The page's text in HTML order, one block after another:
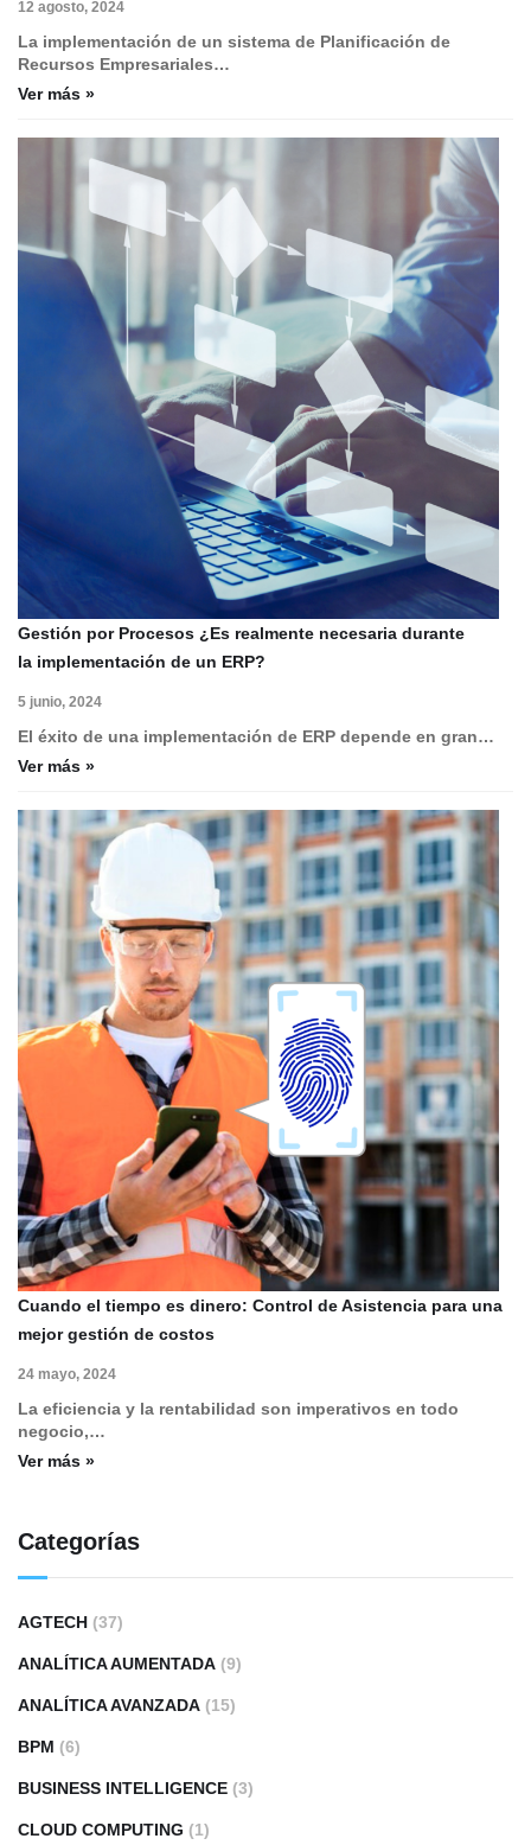
12 agosto, 2024
La implementación de un sistema de Planificación de
Recursos Empresariales…
Ver más »
Gestión por Procesos ¿Es realmente necesaria durante
la implementación de un ERP?
5 junio, 2024
El éxito de una implementación de ERP depende en gran…
Ver más »
Cuando el tiempo es dinero: Control de Asistencia para una
mejor gestión de costos
24 mayo, 2024
La eficiencia y la rentabilidad son imperativos en todo
negocio,…
Ver más »
Categorías
AGTECH (37)
ANALÍTICA AUMENTADA (9)
ANALÍTICA AVANZADA (15)
BPM (6)
BUSINESS INTELLIGENCE (3)
CLOUD COMPUTING (1)